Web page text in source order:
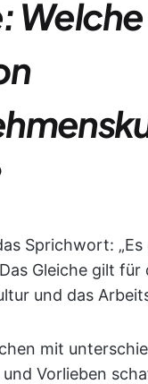
Welche
Sprichwort:
Gleiche gilt für
und das
mit
Vorlieben